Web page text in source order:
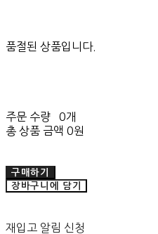
품절된 상품입니다.
주문 수량
0개
총 상품 금액 0원
구매하기
장바구니에 담기
재입고 알림 신청